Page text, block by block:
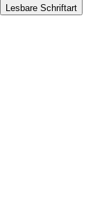
Lesbare Schriftart